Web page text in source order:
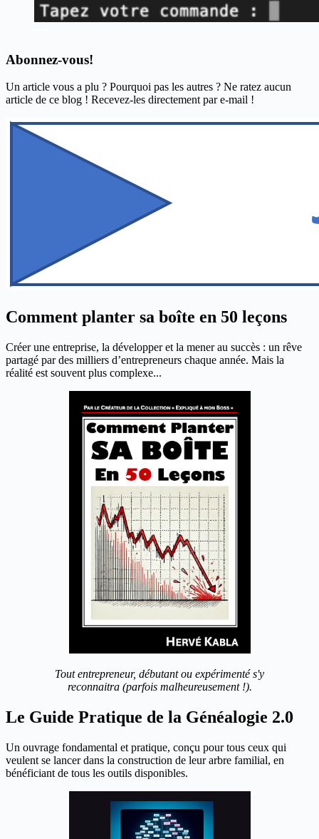
Abonnez-vous!
Un article vous a plu ? Pourquoi pas les autres ? Ne ratez aucun
article de ce blog ! Recevez-les directement par e-mail !
Comment planter sa boîte en 50 leçons
Créer une entreprise, la développer et la mener au succès : un rêve
partagé par des milliers d’entrepreneurs chaque année. Mais la
réalité est souvent plus complexe...
Tout entrepreneur, débutant ou expérimenté s'y
reconnaitra (parfois malheureusement !).
Le Guide Pratique de la Généalogie 2.0
Un ouvrage fondamental et pratique, conçu pour tous ceux qui
veulent se lancer dans la construction de leur arbre familial, en
bénéficiant de tous les outils disponibles.